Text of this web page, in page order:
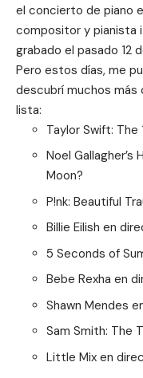
el concierto de piano
compositor y pianista
grabado el pasado 12
Pero estos días, me
descubrí muchos
lista:
Taylor Swift: The
Noel Gallagher’s
Moon?
P!nk: Beautiful
Billie Eilish en
5 Seconds of
Bebe Rexha en
Shawn Mendes
Sam Smith: The
Little Mix en